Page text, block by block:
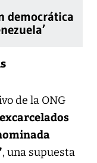
democrática
de la ONG
, una supuesta